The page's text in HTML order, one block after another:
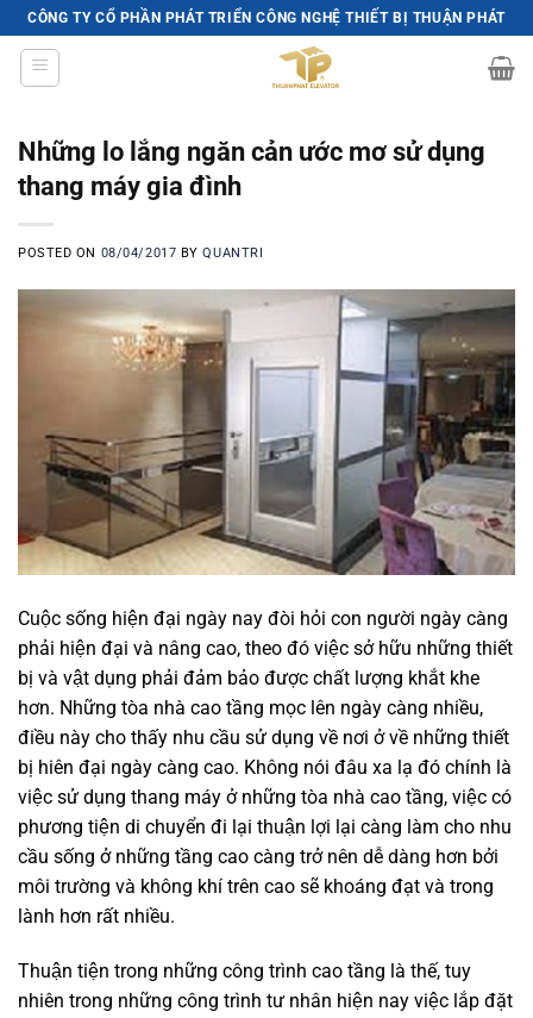
Skip
to
content
CÔNG TY CỔ PHẦN PHÁT TRIỂN CÔNG NGHỆ THIẾT BỊ THUẬN PHÁT
Những lo lắng ngăn cản ước mơ sử dụng
thang máy gia đình
POSTED ON 08/04/2017 BYQUANTRI
Cuộc sống hiện đại ngày nay đòi hỏi con người ngày càng
phải hiện đại và nâng cao, theo đó việc sở hữu những thiết
bị và vật dụng phải đảm bảo được chất lượng khắt khe
hơn. Những tòa nhà cao tầng mọc lên ngày càng nhiều,
điều này cho thấy nhu cầu sử dụng về nơi ở về những thiết
bị hiên đại ngày càng cao. Không nói đâu xa lạ đó chính là
việc sử dụng thang máy ở những tòa nhà cao tầng, việc có
phương tiện di chuyển đi lại thuận lợi lại càng làm cho nhu
cầu sống ở những tầng cao càng trở nên dễ dàng hơn bởi
môi trường và không khí trên cao sẽ khoáng đạt và trong
lành hơn rất nhiều.
Thuận tiện trong những công trình cao tầng là thế, tuy
nhiên trong những công trình tư nhân hiện nay việc lắp đặt